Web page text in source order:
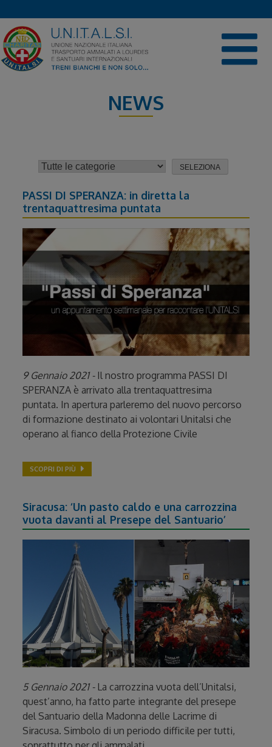
to
content
NEWS
News
PASSI DI SPERANZA: in diretta la
trentaquattresima puntata
9 Gennaio 2021 - Il nostro programma PASSI DI
SPERANZA è arrivato alla trentaquattresima
puntata. In apertura parleremo del nuovo percorso
di formazione destinato ai volontari Unitalsi che
operano al fianco della Protezione Civile
SCOPRI DI PIÙ
Siracusa: ‘Un pasto caldo e una carrozzina
vuota davanti al Presepe del Santuario’
5 Gennaio 2021 - La carrozzina vuota dell’Unitalsi,
quest’anno, ha fatto parte integrante del presepe
del Santuario della Madonna delle Lacrime di
Siracusa. Simbolo di un periodo difficile per tutti,